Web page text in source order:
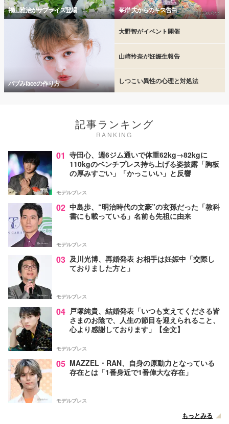
福山雅治がサプライズ登場 峯岸 夫からのキス告白
バブみfaceの作り方
大野智がイベント開催
山崎怜奈が妊娠生報告
しつこい異性の心理と対処法
記事ランキング
RANKING
01 寺田心、週6ジム通いで体重62kg→82kgに
110kgのベンチプレス持ち上げる姿披露「胸板
の厚みすごい」「かっこいい」と反響
モデルプレス
02 中島歩、“明治時代の文豪”の玄孫だった「教科
書にも載っている」名前も先祖に由来
モデルプレス
03 及川光博、再婚発表 お相手は妊娠中「交際し
ておりました方と」
モデルプレス
04 戸塚純貴、結婚発表「いつも支えてくださる皆
さまのお陰で、人生の節目を迎えられること、
心より感謝しております」【全文】
モデルプレス
05 MAZZEL・RAN、自身の原動力となっている
存在とは「1番身近で1番偉大な存在」
モデルプレス
もっとみる